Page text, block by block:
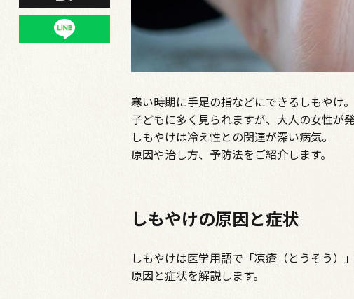
寒い時期に手足の指などにできるしもやけ。
子どもに多く見られますが、大人の女性が
しもやけは冷え性との関連が深い病気。
原因や治し方、予防法をご紹介します。
しもやけの原因と症状
しもやけは医学用語で「凍瘡（とうそう）」
原因と症状を解説します。